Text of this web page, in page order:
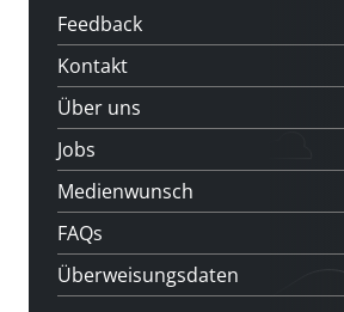
Feedback
Kontakt
Über uns
Jobs
Medienwunsch
FAQs
Überweisungsdaten